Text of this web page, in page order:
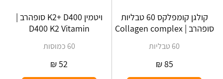
קולגן קומפלקס 60 טבליות
סופהרב | Collagen complex
60 טבליות
85
₪
ויטמין K2+ D400 סופהרב |
D400 K2 Vitamin
60 כמוסות
52
₪